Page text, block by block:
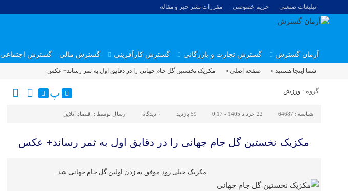
تبلیغات صنعتی حریم خصوصی مقررات نشر خبر و مقاله
آرمان گسترش گسترش تجارت و بازرگانی گسترش کارآفرینی گسترش مالی گسترش اجتماعی
شما اینجا هستید » صفحه اصلی » مکزیک نخستین گل جام جهانی را در دقایق اول به ثمر رساند+ عکس
گروه : ورزش پ
شناسه : 64687 22 خرداد 1405 - 0:17 59 بازدید ۰ دیدگاه ارسال توسط : اقتصاد آنلاین
مکزیک نخستین گل جام جهانی را در دقایق اول به ثمر رساند+ عکس
مکزیک خیلی زود موفق به زدن اولین گل جام جهانی شد.